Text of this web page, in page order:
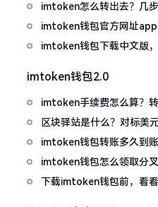
imtoken怎么转出去？几
imtoken钱包官方网址
imtoken钱包下载中文版
imtoken钱包2.0
imtoken手续费怎么算？转
了
区块驿站是什么？对标美
imtoken钱包转账多久到
imtoken钱包怎么领取分
下载imtoken钱包前，看